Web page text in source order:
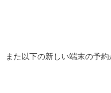
また以下の新しい端末の予